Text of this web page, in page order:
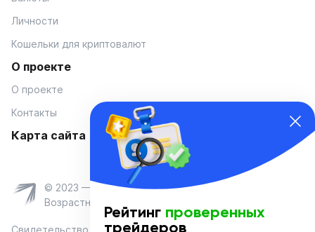
Личности
Кошельки для криптовалют
О проекте
О проекте
Контакты
Карта сайта
© 2023 — Coinmania
Возрастное ограничение 16+
Рейтинг проверенных
трейдеров